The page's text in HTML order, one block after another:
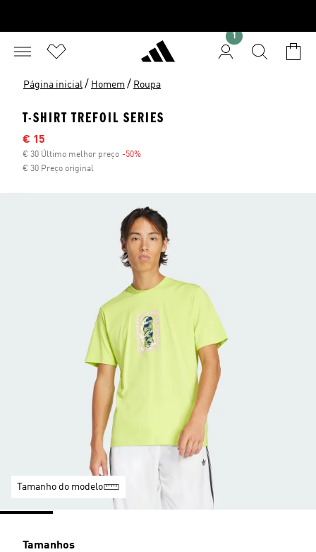
1
Página inicial / Homem / Roupa
T-SHIRT TREFOIL SERIES
Preço com desconto
€ 15
€ 30 Último melhor preço -50%
€ 30 Preço original
Tamanho do modelo
Tamanhos